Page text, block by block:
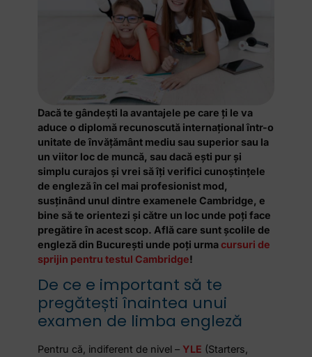
Dacă te gândești la avantajele pe care ți le va
aduce o diplomă recunoscută internațional într-o
unitate de învățământ mediu sau superior sau la
un viitor loc de muncă, sau dacă ești pur și
simplu curajos și vrei să îți verifici cunoștințele
de engleză în cel mai profesionist mod,
susținând unul dintre examenele Cambridge, e
bine să te orientezi și către un loc unde poți face
pregătire în acest scop. Află care sunt școlile de
engleză din București unde poți urmacursuri de
sprijin pentru testul Cambridge!
De ce e important să te
pregătești înaintea unui
examen de limba engleză
Pentru că, indiferent de nivel – YLE (Starters,